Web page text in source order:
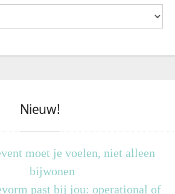
Nieuw!
moet je voelen, niet alleen
bijwonen
past bij jou: operational of